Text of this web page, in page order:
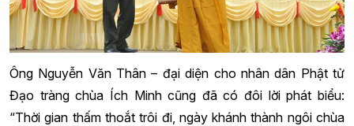
Ông Nguyễn Văn Thân – đại diện cho nhân dân Phật tử
Đạo tràng chùa Ích Minh cũng đã có đôi lời phát biểu:
“Thời gian thấm thoắt trôi đi, ngày khánh thành ngôi chùa